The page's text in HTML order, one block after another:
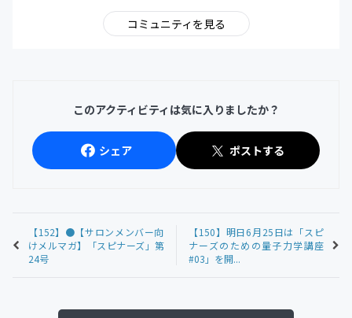
コミュニティを見る
このアクティビティは気に入りましたか？
シェア ポストする
【152】●【サロンメンバー向
けメルマガ】「スピナーズ」第
24号
【150】明日6月25日は「スピ
ナーズのための量子力学講座
#03」を開...